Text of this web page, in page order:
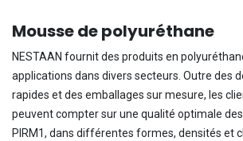
Mousse de polyuréthane
NESTAAN fournit des produits en
applications dans divers secteurs. Outre des
rapides et des emballages sur mesure, les
peuvent compter sur une qualité optimale des
PIRM1, dans différentes formes, densités et